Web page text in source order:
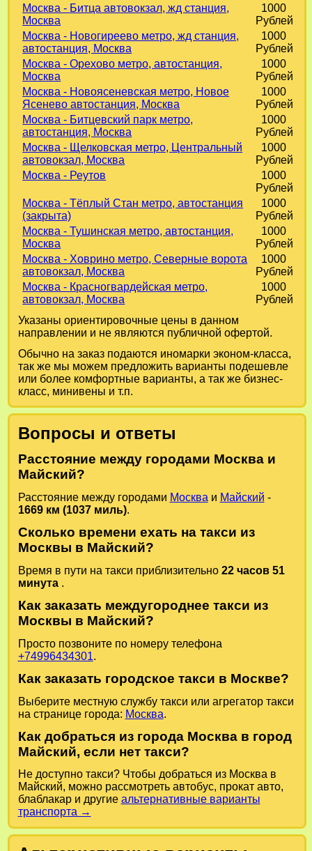
Москва - Битца автовокзал, жд станция,
Москва
1000
Рублей
Москва - Новогиреево метро, жд станция,
автостанция, Москва
1000
Рублей
Москва - Орехово метро, автостанция,
Москва
1000
Рублей
Москва - Новоясеневская метро, Новое
Ясенево автостанция, Москва
1000
Рублей
Москва - Битцевский парк метро,
автостанция, Москва
1000
Рублей
Москва - Щелковская метро, Центральный
автовокзал, Москва
1000
Рублей
Москва - Реутов
1000
Рублей
Москва - Тёплый Стан метро, автостанция
(закрыта)
1000
Рублей
Москва - Тушинская метро, автостанция,
Москва
1000
Рублей
Москва - Ховрино метро, Северные ворота
автовокзал, Москва
1000
Рублей
Москва - Красногвардейская метро,
автовокзал, Москва
1000
Рублей
Указаны ориентировочные цены в данном
направлении и не являются публичной офертой.
Обычно на заказ подаются иномарки эконом-класса,
так же мы можем предложить варианты подешевле
или более комфортные варианты, а так же бизнес-
класс, минивены и т.п.
Вопросы и ответы
Расстояние между городами Москва и
Майский?
Расстояние между городами Москва и Майский -
1669 км (1037 миль).
Сколько времени ехать на такси из
Москвы в Майский?
Время в пути на такси приблизительно 22 часов 51
минута .
Как заказать междугороднее такси из
Москвы в Майский?
Просто позвоните по номеру телефона
+74996434301.
Как заказать городское такси в Москве?
Выберите местную службу такси или агрегатор такси
на странице города: Москва.
Как добраться из города Москва в город
Майский, если нет такси?
Не доступно такси? Чтобы добраться из Москва в
Майский, можно рассмотреть автобус, прокат авто,
блаблакар и другие альтернативные варианты
транспорта →